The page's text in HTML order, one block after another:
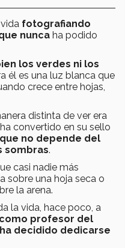
fotografiando
nunca ha podido
los verdes ni los
él es una luz blanca que
crece entre hojas,
distinta de ver era
convertido en su sello
no depende del
sombras.
casi nadie más
sobre una hoja seca o
la arena.
la vida, hace poco, a
profesor del
ha decidido dedicarse